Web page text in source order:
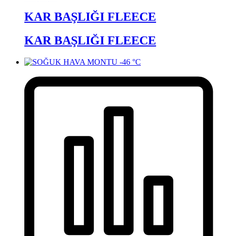
KAR BAŞLIĞI FLEECE
KAR BAŞLIĞI FLEECE